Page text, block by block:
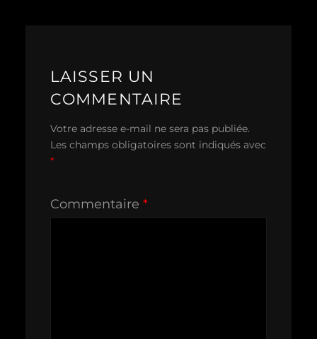
LAISSER UN
COMMENTAIRE
Votre adresse e-mail ne sera pas publiée.
Les champs obligatoires sont indiqués avec
*
Commentaire *